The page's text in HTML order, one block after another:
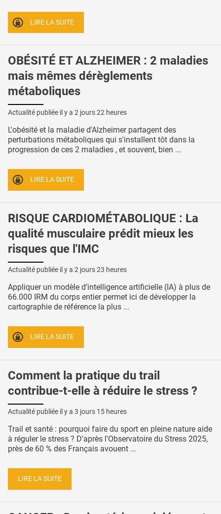
LIRE LA SUITE
OBÉSITÉ ET ALZHEIMER : 2 maladies
mais mêmes dérèglements
métaboliques
Actualité publiée il y a 2 jours 22 heures
L'obésité et la maladie d'Alzheimer partagent des
perturbations métaboliques qui s'installent tôt dans la
progression de ces 2 maladies , et souvent, bien ...
LIRE LA SUITE
RISQUE CARDIOMÉTABOLIQUE : La
qualité musculaire prédit mieux les
risques que l'IMC
Actualité publiée il y a 2 jours 23 heures
Appliquer un modèle d’intelligence artificielle (IA) à plus de
66.000 IRM du corps entier permet ici de développer la
cartographie de référence la plus ...
LIRE LA SUITE
Comment la pratique du trail
contribue-t-elle à réduire le stress ?
Actualité publiée il y a 3 jours 15 heures
Trail et santé : pourquoi faire du sport en pleine nature aide
à réguler le stress ? D'après l'Observatoire du Stress 2025,
près de 60 % des Français avouent ...
LIRE LA SUITE